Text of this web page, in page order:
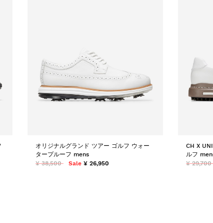
オリジナルグランド ツアー ゴルフ ウォー
タープルーフ mens
¥ 38,500
Sale ¥ 26,950
CH X
ルフ
¥ 29,700